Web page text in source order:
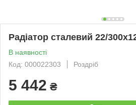
Радіатор сталевий 22/
В наявності
Код: 000022303
Роздріб
5 442 ₴